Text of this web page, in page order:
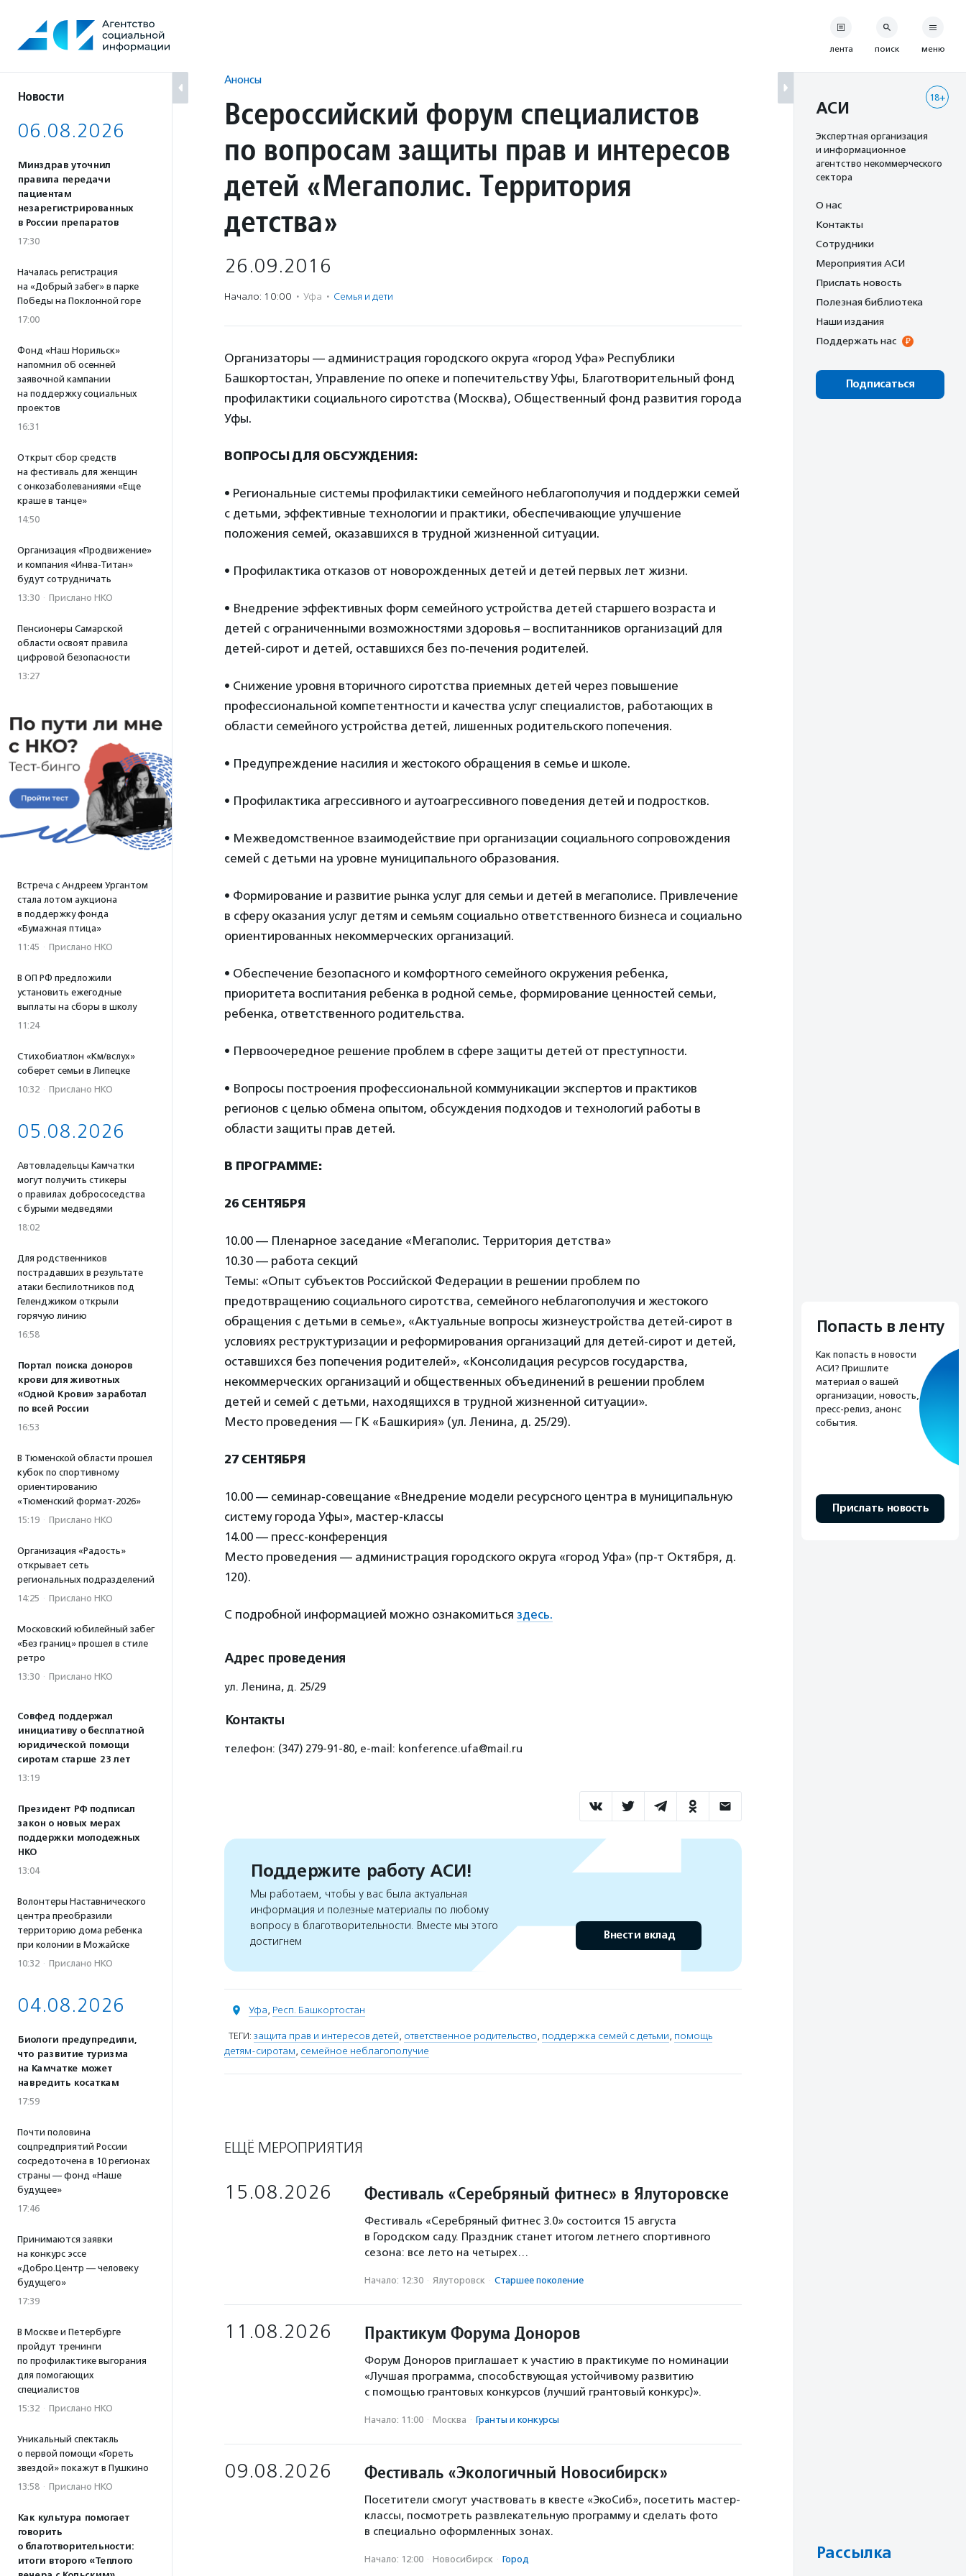
содержанию
Новости
06.08.2026
Минздрав уточнил
правила передачи
пациентам
незарегистрированных
в России препаратов
17:30
Началась регистрация
на «Добрый забег» в парке
Победы на Поклонной горе
17:00
Фонд «Наш Норильск»
напомнил об осенней
заявочной кампании
на поддержку социальных
проектов
16:31
Открыт сбор средств
на фестиваль для женщин
с онкозаболеваниями «Еще
краше в танце»
14:50
Организация «Продвижение»
и компания «Инва-Титан»
будут сотрудничать
13:30 · Прислано НКО
Пенсионеры Самарской
области освоят правила
цифровой безопасности
13:27
Встреча с Андреем Ургантом
стала лотом аукциона
в поддержку фонда
«Бумажная птица»
11:45 · Прислано НКО
В ОП РФ предложили
установить ежегодные
выплаты на сборы в школу
11:24
Стихобиатлон «Км/вслух»
соберет семьи в Липецке
10:32 · Прислано НКО
05.08.2026
Автовладельцы Камчатки
могут получить стикеры
о правилах добрососедства
с бурыми медведями
18:02
Для родственников
пострадавших в результате
атаки беспилотников под
Геленджиком открыли
горячую линию
16:58
Портал поиска доноров
крови для животных
«Одной Крови» заработал
по всей России
16:53
В Тюменской области прошел
кубок по спортивному
ориентированию
«Тюменский формат-2026»
15:19 · Прислано НКО
Организация «Радость»
открывает сеть
региональных подразделений
14:25 · Прислано НКО
Московский юбилейный забег
«Без границ» прошел в стиле
ретро
13:30 · Прислано НКО
Совфед поддержал
инициативу о бесплатной
юридической помощи
сиротам старше 23 лет
13:19
Президент РФ подписал
закон о новых мерах
поддержки молодежных
НКО
13:04
Волонтеры Наставнического
центра преобразили
территорию дома ребенка
при колонии в Можайске
10:32 · Прислано НКО
04.08.2026
Биологи предупредили,
что развитие туризма
на Камчатке может
навредить косаткам
17:59
Почти половина
соцпредприятий России
сосредоточена в 10 регионах
страны — фонд «Наше
будущее»
17:46
Принимаются заявки
на конкурс эссе
«Добро.Центр — человеку
будущего»
17:39
В Москве и Петербурге
пройдут тренинги
по профилактике выгорания
для помогающих
специалистов
15:32 · Прислано НКО
Уникальный спектакль
о первой помощи «Гореть
звездой» покажут в Пушкино
13:58 · Прислано НКО
Как культура помогает
говорить
о благотворительности:
итоги второго «Теплого
Анонсы
Всероссийский форум специалистов
по вопросам защиты прав и интересов
детей «Мегаполис. Территория
детства»
26.09.2016
Начало: 10:00 · Уфа · Семья и дети
Организаторы — администрация городского округа «город Уфа» Республики
Башкортостан, Управление по опеке и попечительству Уфы, Благотворительный фонд
профилактики социального сиротства (Москва), Общественный фонд развития города
Уфы.
ВОПРОСЫ ДЛЯ ОБСУЖДЕНИЯ:
• Региональные системы профилактики семейного неблагополучия и поддержки семей
с детьми, эффективные технологии и практики, обеспечивающие улучшение
положения семей, оказавшихся в трудной жизненной ситуации.
• Профилактика отказов от новорожденных детей и детей первых лет жизни.
• Внедрение эффективных форм семейного устройства детей старшего возраста и
детей с ограниченными возможностями здоровья – воспитанников организаций для
детей-сирот и детей, оставшихся без по-печения родителей.
• Снижение уровня вторичного сиротства приемных детей через повышение
профессиональной компетентности и качества услуг специалистов, работающих в
области семейного устройства детей, лишенных родительского попечения.
• Предупреждение насилия и жестокого обращения в семье и школе.
• Профилактика агрессивного и аутоагрессивного поведения детей и подростков.
• Межведомственное взаимодействие при организации социального сопровождения
семей с детьми на уровне муниципального образования.
• Формирование и развитие рынка услуг для семьи и детей в мегаполисе. Привлечение
в сферу оказания услуг детям и семьям социально ответственного бизнеса и социально
ориентированных некоммерческих организаций.
• Обеспечение безопасного и комфортного семейного окружения ребенка,
приоритета воспитания ребенка в родной семье, формирование ценностей семьи,
ребенка, ответственного родительства.
• Первоочередное решение проблем в сфере защиты детей от преступности.
• Вопросы построения профессиональной коммуникации экспертов и практиков
регионов с целью обмена опытом, обсуждения подходов и технологий работы в
области защиты прав детей.
В ПРОГРАММЕ:
26 СЕНТЯБРЯ
10.00 — Пленарное заседание «Мегаполис. Территория детства»
10.30 — работа секций
Темы: «Опыт субъектов Российской Федерации в решении проблем по
предотвращению социального сиротства, семейного неблагополучия и жестокого
обращения с детьми в семье», «Актуальные вопросы жизнеустройства детей-сирот в
условиях реструктуризации и реформирования организаций для детей-сирот и детей,
оставшихся без попечения родителей», «Консолидация ресурсов государства,
некоммерческих организаций и общественных объединений в решении проблем
детей и семей с детьми, находящихся в трудной жизненной ситуации».
Место проведения — ГК «Башкирия» (ул. Ленина, д. 25/29).
27 СЕНТЯБРЯ
10.00 — семинар-совещание «Внедрение модели ресурсного центра в муниципальную
систему города Уфы», мастер-классы
14.00 — пресс-конференция
Место проведения — администрация городского округа «город Уфа» (пр-т Октября, д.
120).
С подробной информацией можно ознакомиться здесь.
Адрес проведения
ул. Ленина, д. 25/29
Контакты
телефон: (347) 279-91-80, e-mail: konference.ufa@mail.ru
Поддержите работу АСИ!
Мы работаем, чтобы у вас была актуальная
информация и полезные материалы по любому
вопросу в благотворительности. Вместе мы этого
достигнем
Внести вклад
Уфа, Респ. Башкортостан
ТЕГИ: защита прав и интересов детей, ответственное родительство, поддержка семей с детьми, помощь
детям-сиротам, семейное неблагополучие
ЕЩЁ МЕРОПРИЯТИЯ
15.08.2026 Фестиваль «Серебряный фитнес» в Ялуторовске
Фестиваль «Серебряный фитнес 3.0» состоится 15 августа
в Городском саду. Праздник станет итогом летнего спортивного
сезона: все лето на четырех…
Начало: 12:30 · Ялуторовск · Старшее поколение
11.08.2026 Практикум Форума Доноров
Форум Доноров приглашает к участию в практикуме по номинации
«Лучшая программа, способствующая устойчивому развитию
с помощью грантовых конкурсов (лучший грантовый конкурс)».
Начало: 11:00 · Москва · Гранты и конкурсы
09.08.2026 Фестиваль «Экологичный Новосибирск»
Посетители смогут участвовать в квесте «ЭкоСиб», посетить мастер-
классы, посмотреть развлекательную программу и сделать фото
в специально оформленных зонах.
Начало: 12:00 · Новосибирск · Город
лента поиск меню
18+
АСИ
Экспертная организация
и информационное
агентство некоммерческого
сектора
О нас
Контакты
Сотрудники
Мероприятия АСИ
Прислать новость
Полезная библиотека
Наши издания
Поддержать нас
Подписаться
Попасть в ленту
Как попасть в новости
АСИ? Пришлите
материал о вашей
организации, новость,
пресс-релиз, анонс
события.
Прислать новость
Рассылка